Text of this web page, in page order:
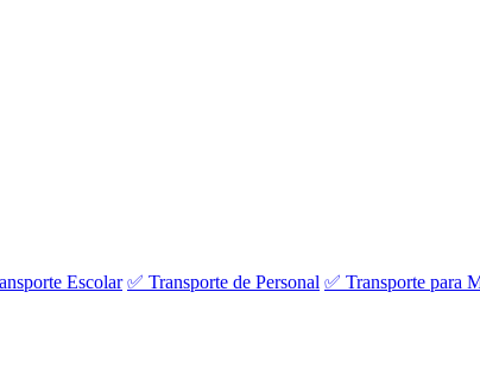
Escolar ✅ Transporte de Personal ✅ Transporte para